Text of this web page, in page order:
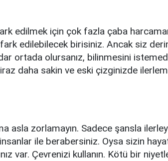
edilmek için çok fazla çaba
fark edilebilecek birisiniz. Ancak siz
ortada olursanız, bilinmesini
daha sakin ve eski çizginizde
asla zorlamayın. Sadece şansla
insanlar ile berabersiniz. Oysa sizin
var. Çevrenizi kullanın. Kötü bir